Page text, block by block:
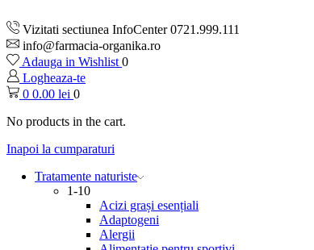
Vizitati sectiunea InfoCenter 0721.999.111
info@farmacia-organika.ro
Adauga in Wishlist 0
Logheaza-te
0 0.00 lei 0
No products in the cart.
Inapoi la cumparaturi
Tratamente naturiste
1-10
Acizi grași esențiali
Adaptogeni
Alergii